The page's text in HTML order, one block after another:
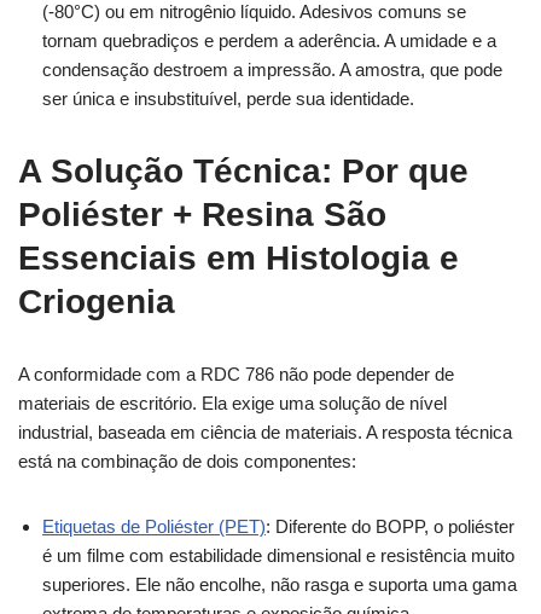
(-80°C) ou em nitrogênio líquido. Adesivos comuns se
tornam quebradiços e perdem a aderência. A umidade e a
condensação destroem a impressão. A amostra, que pode
ser única e insubstituível, perde sua identidade.
A Solução Técnica: Por que
Poliéster + Resina São
Essenciais em Histologia e
Criogenia
A conformidade com a RDC 786 não pode depender de
materiais de escritório. Ela exige uma solução de nível
industrial, baseada em ciência de materiais. A resposta técnica
está na combinação de dois componentes:
Etiquetas de Poliéster (PET): Diferente do BOPP, o poliéster
é um filme com estabilidade dimensional e resistência muito
superiores. Ele não encolhe, não rasga e suporta uma gama